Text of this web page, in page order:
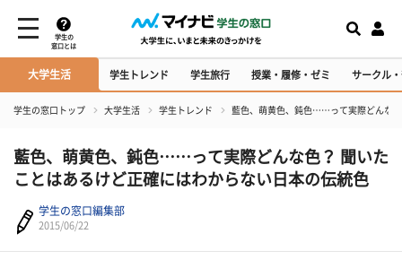
学生の
窓口とは
大学生活 学生トレンド 学生旅行 授業・履修・ゼミ サークル
学生の窓口トップ 大学生活 学生トレンド 藍色、萌黄色、鈍色……って実際どんな
藍色、萌黄色、鈍色……って実際どんな色？ 聞いた
ことはあるけど正確にはわからない日本の伝統色
学生の窓口編集部
2015/06/22